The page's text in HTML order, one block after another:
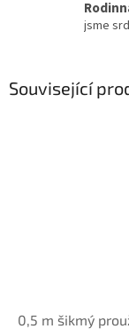
jsme
Související
0,5 m šikmý